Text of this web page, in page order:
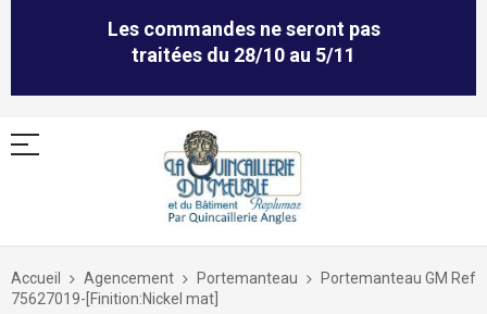
Les commandes ne seront pas
traitées du 28/10 au 5/11
Allez
contenu
Accueil Agencement Portemanteau
Portemanteau GM Ref
75627019-[Finition:Nickel mat]